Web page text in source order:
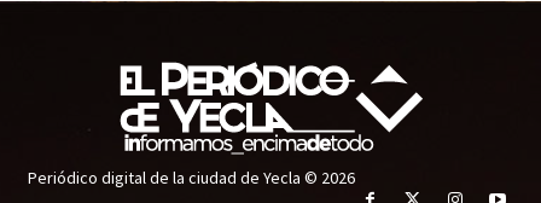
Periódico digital de la ciudad de Yecla © 2026